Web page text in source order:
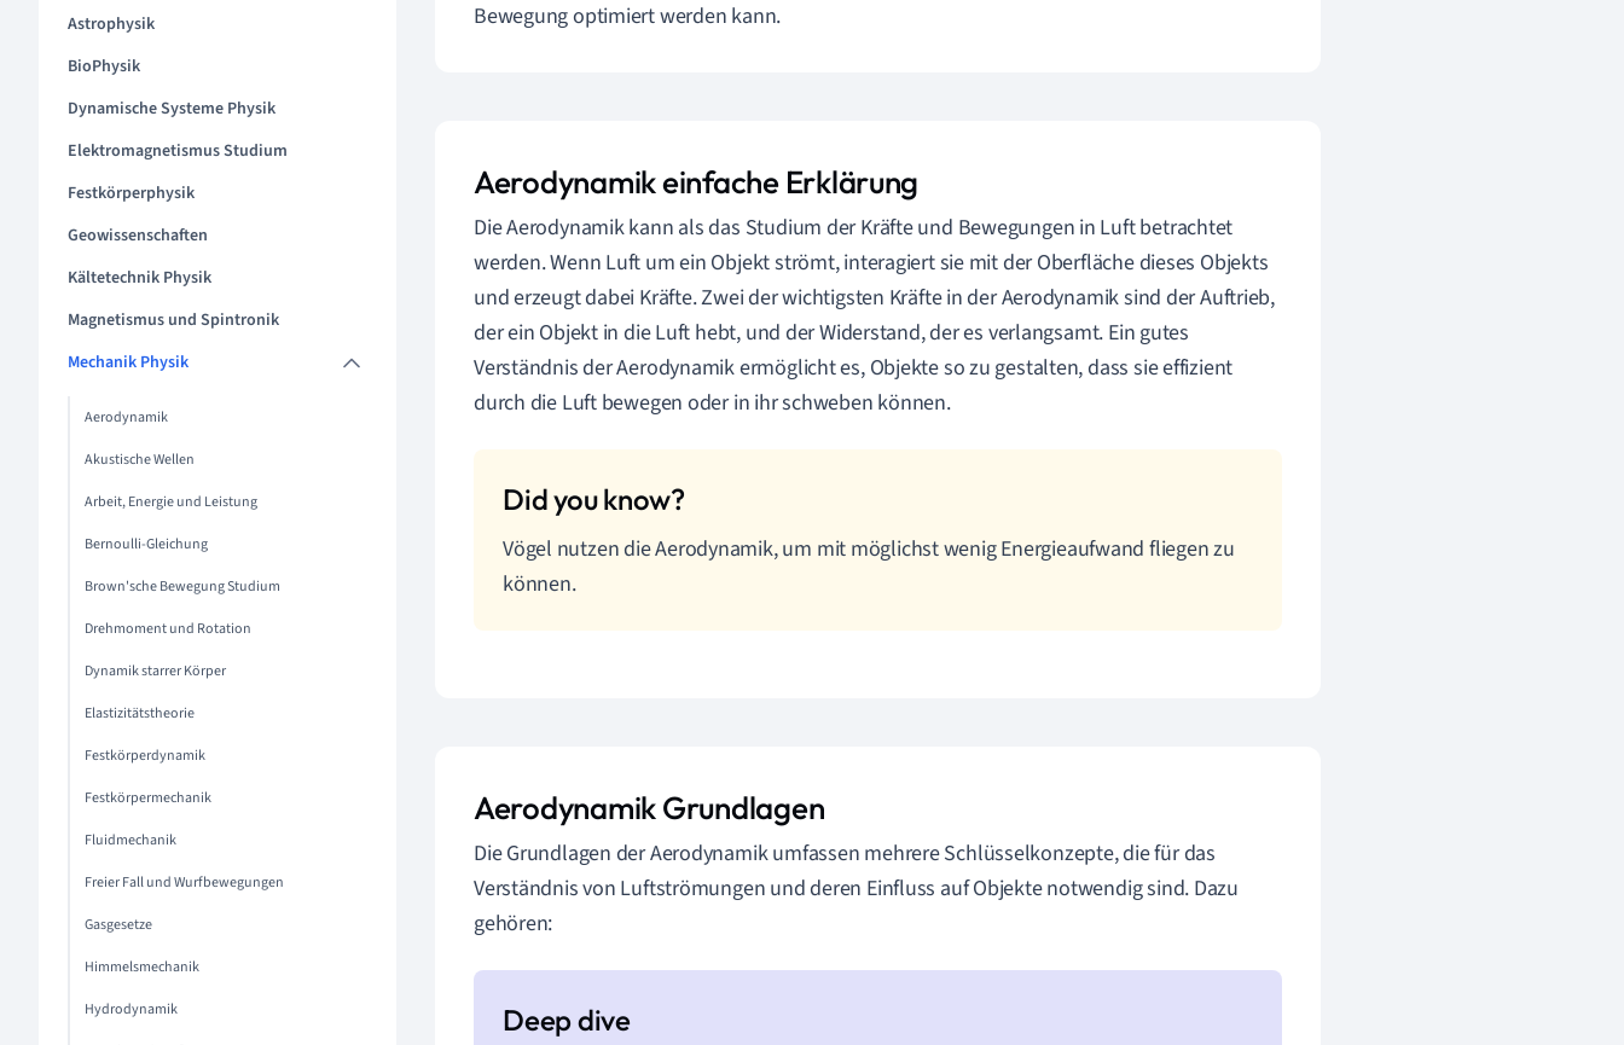
Astrophysik
BioPhysik
Dynamische Systeme Physik
Elektromagnetismus Studium
Festkörperphysik
Geowissenschaften
Kältetechnik Physik
Magnetismus und Spintronik
Mechanik Physik
Aerodynamik
Akustische Wellen
Arbeit, Energie und Leistung
Bernoulli-Gleichung
Brown'sche Bewegung Studium
Drehmoment und Rotation
Dynamik starrer Körper
Elastizitätstheorie
Festkörperdynamik
Festkörpermechanik
Fluidmechanik
Freier Fall und Wurfbewegungen
Gasgesetze
Himmelsmechanik
Hydrodynamik
Bewegung optimiert werden kann.
Aerodynamik einfache Erklärung
Die Aerodynamik kann als das Studium der Kräfte und Bewegungen in Luft betrachtet
werden. Wenn Luft um ein Objekt strömt, interagiert sie mit der Oberfläche dieses Objekts
und erzeugt dabei Kräfte. Zwei der wichtigsten Kräfte in der Aerodynamik sind der Auftrieb,
der ein Objekt in die Luft hebt, und der Widerstand, der es verlangsamt. Ein gutes
Verständnis der Aerodynamik ermöglicht es, Objekte so zu gestalten, dass sie effizient
durch die Luft bewegen oder in ihr schweben können.
Vögel nutzen die Aerodynamik, um mit möglichst wenig Energieaufwand fliegen zu
können.
Aerodynamik Grundlagen
Die Grundlagen der Aerodynamik umfassen mehrere Schlüsselkonzepte, die für das
Verständnis von Luftströmungen und deren Einfluss auf Objekte notwendig sind. Dazu
gehören: